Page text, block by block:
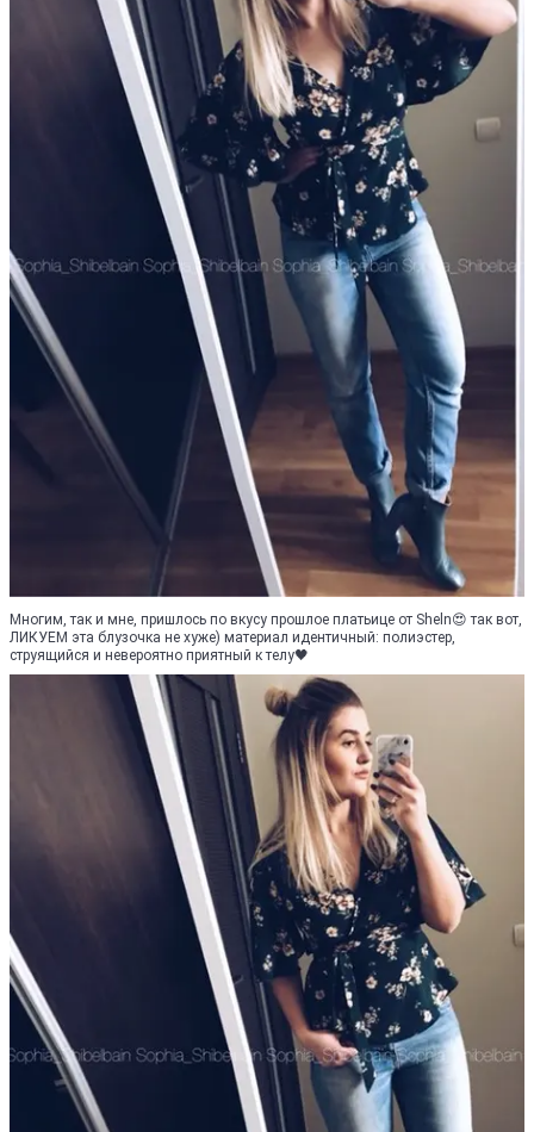
Многим, так и мне, пришлось по вкусу прошлое платьице от Sheln😍 так вот,
ЛИКУЕМ эта блузочка не хуже) материал идентичный: полиэстер,
струящийся и невероятно приятный к телу🖤